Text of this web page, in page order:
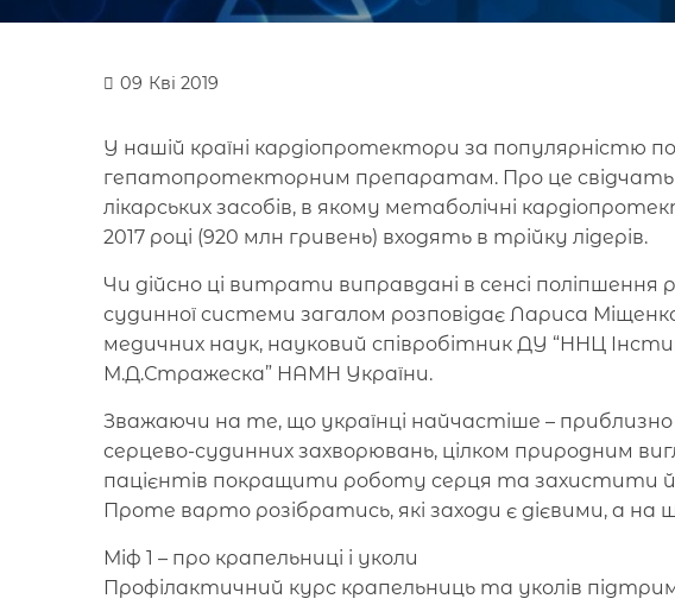
09 Кві 2019
У нашій країні кардіопротектори за
гепатопротекторним препаратам. Про це свідчать
лікарських засобів, в якому метаболічні
2017 році (920 млн гривень) входять в трійку лідерів.
Чи дійсно ці витрати виправдані в сенсі
судинної системи загалом розповідає Лариса
медичних наук, науковий співробітник ДУ “ННЦ
М.Д.Стражеска” НАМН України.
Зважаючи на те, що українці найчастіше – приблизно
серцево-судинних захворювань, цілком природним
пацієнтів покращити роботу серця та захистити
Проте варто розібратись, які заходи є дієвими, а
Міф 1 – про крапельниці і уколи
Профілактичний курс крапельниць та уколів